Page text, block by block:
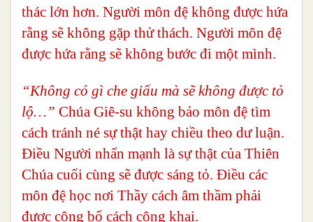
thác lớn hơn. Người môn đệ không được hứa
rằng sẽ không gặp thử thách. Người môn đệ
được hứa rằng sẽ không bước đi một mình.
“Không có gì che giấu mà sẽ không được tỏ
lộ…” Chúa Giê-su không bảo môn đệ tìm
cách tránh né sự thật hay chiều theo dư luận.
Điều Người nhấn mạnh là sự thật của Thiên
Chúa cuối cùng sẽ được sáng tỏ. Điều các
môn đệ học nơi Thầy cách âm thầm phải
được công bố cách công khai.